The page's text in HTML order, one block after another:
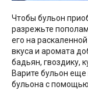
Чтобы бульон
разрежьте
его на
вкуса и аромата
бадьян, гвоздику,
Варите бульон еще
бульона с